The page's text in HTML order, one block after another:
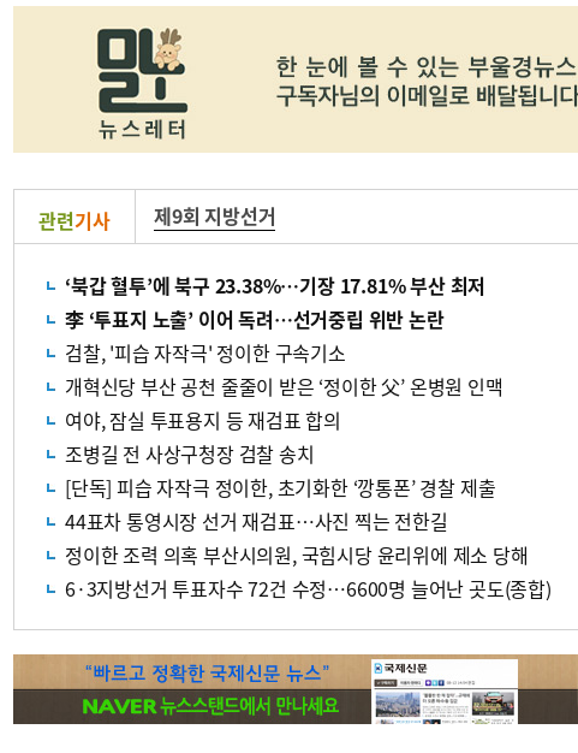
관련기사 제9회 지방선거
‘북갑 혈투’에 북구 23.38%…기장 17.81% 부산 최저
李 ‘투표지 노출’ 이어 독려…선거중립 위반 논란
검찰, '피습 자작극' 정이한 구속기소
개혁신당 부산 공천 줄줄이 받은 ‘정이한 父’ 온병원 인맥
여야, 잠실 투표용지 등 재검표 합의
조병길 전 사상구청장 검찰 송치
[단독] 피습 자작극 정이한, 초기화한 ‘깡통폰’ 경찰 제출
44표차 통영시장 선거 재검표…사진 찍는 전한길
정이한 조력 의혹 부산시의원, 국힘시당 윤리위에 제소 당해
6·3지방선거 투표자수 72건 수정…6600명 늘어난 곳도(종합)